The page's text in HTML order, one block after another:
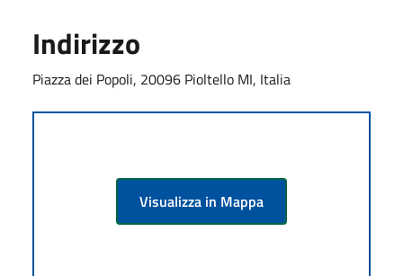
Indirizzo
Piazza dei Popoli, 20096 Pioltello MI, Italia
Visualizza in Mappa